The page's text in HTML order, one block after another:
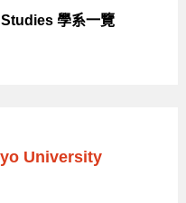
學系一覽
University